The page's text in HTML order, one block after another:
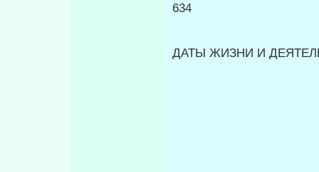
634
ДАТЫ ЖИЗНИ И